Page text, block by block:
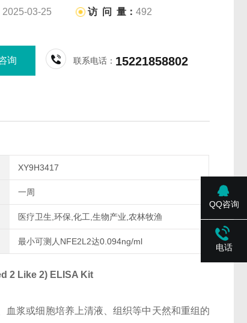
2025-03-25 访 问 量：492
询 联系电话： 15221858802
XY9H3417
一周
医疗卫生,环保,化工,生物产业,农林牧渔
最小可测人NFE2L2达0.094ng/ml
2 Like 2) ELISA Kit
浆或细胞培养上清液、组织等中天然和重组的
QQ咨询
电话